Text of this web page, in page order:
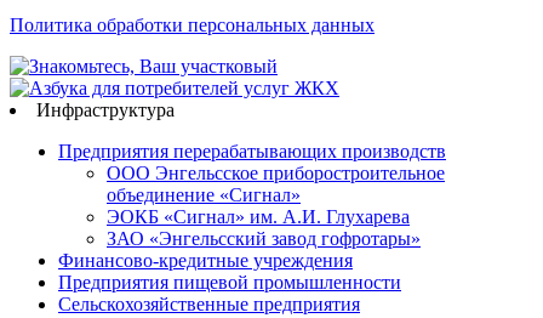
Политика обработки персональных данных
Инфраструктура
Предприятия перерабатывающих производств
ООО Энгельсское приборостроительное
объединение «Сигнал»
ЭОКБ «Сигнал» им. А.И. Глухарева
ЗАО «Энгельсский завод гофротары»
Финансово-кредитные учреждения
Предприятия пищевой промышленности
Сельскохозяйственные предприятия